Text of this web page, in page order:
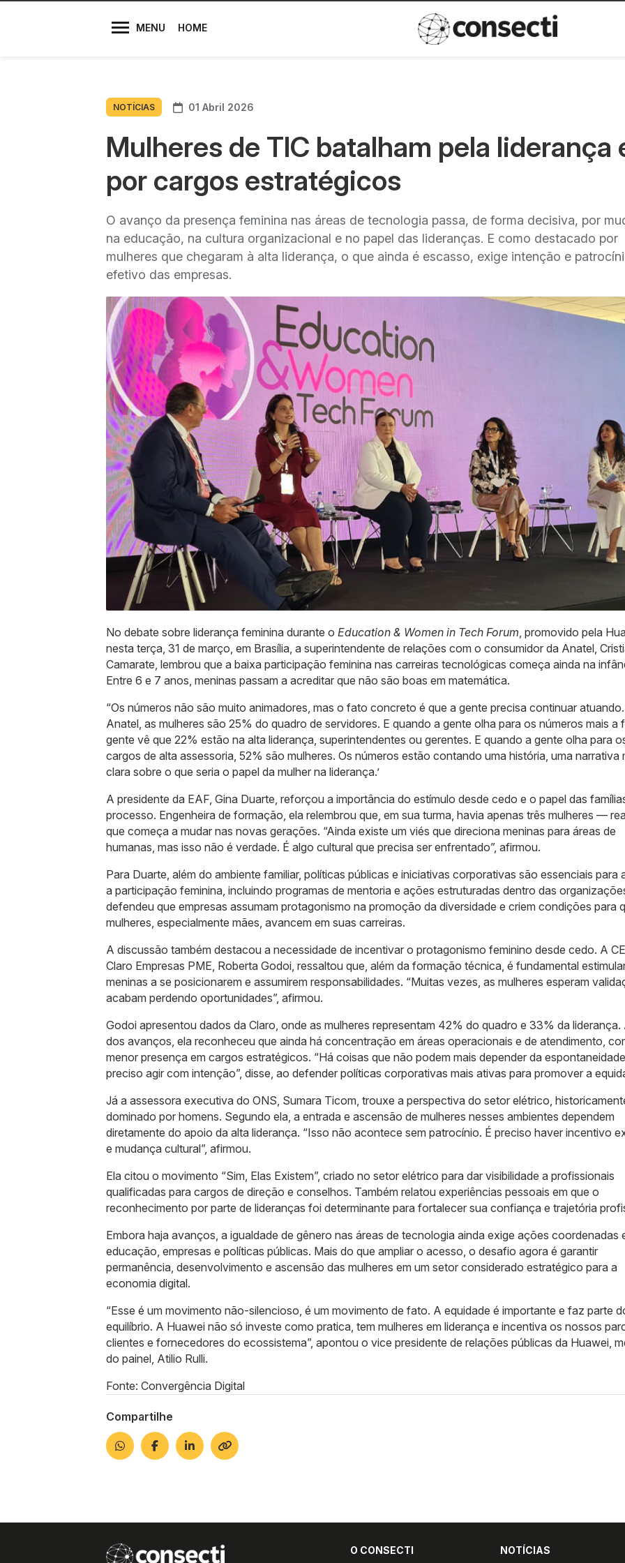
MENU HOME
Diretores
Política de
NOTÍCIAS 01 Abril 2026
Mulheres de TIC batalham pela liderança
por cargos estratégicos
O avanço da presença feminina nas áreas de tecnologia passa, de forma decisiva, por
na educação, na cultura organizacional e no papel das lideranças. E como destacado por
mulheres que chegaram à alta liderança, o que ainda é escasso, exige intenção e
efetivo das empresas.
No debate sobre liderança feminina durante o Education & Women in Tech Forum, promovido pela
nesta terça, 31 de março, em Brasília, a superintendente de relações com o consumidor da Anatel,
Camarate, lembrou que a baixa participação feminina nas carreiras tecnológicas começa ainda na
Entre 6 e 7 anos, meninas passam a acreditar que não são boas em matemática.
“Os números não são muito animadores, mas o fato concreto é que a gente precisa continuar
Anatel, as mulheres são 25% do quadro de servidores. E quando a gente olha para os números mais a
gente vê que 22% estão na alta liderança, superintendentes ou gerentes. E quando a gente olha para
cargos de alta assessoria, 52% são mulheres. Os números estão contando uma história, uma narrativa
clara sobre o que seria o papel da mulher na liderança.’
A presidente da EAF, Gina Duarte, reforçou a importância do estímulo desde cedo e o papel das
processo. Engenheira de formação, ela relembrou que, em sua turma, havia apenas três mulheres —
que começa a mudar nas novas gerações. “Ainda existe um viés que direciona meninas para áreas de
humanas, mas isso não é verdade. É algo cultural que precisa ser enfrentado”, afirmou.
Para Duarte, além do ambiente familiar, políticas públicas e iniciativas corporativas são essenciais para
a participação feminina, incluindo programas de mentoria e ações estruturadas dentro das
defendeu que empresas assumam protagonismo na promoção da diversidade e criem condições para
mulheres, especialmente mães, avancem em suas carreiras.
A discussão também destacou a necessidade de incentivar o protagonismo feminino desde cedo. A
Claro Empresas PME, Roberta Godoi, ressaltou que, além da formação técnica, é fundamental
meninas a se posicionarem e assumirem responsabilidades. “Muitas vezes, as mulheres esperam
acabam perdendo oportunidades”, afirmou.
Godoi apresentou dados da Claro, onde as mulheres representam 42% do quadro e 33% da liderança.
dos avanços, ela reconheceu que ainda há concentração em áreas operacionais e de atendimento,
menor presença em cargos estratégicos. “Há coisas que não podem mais depender da
preciso agir com intenção”, disse, ao defender políticas corporativas mais ativas para promover a
Já a assessora executiva do ONS, Sumara Ticom, trouxe a perspectiva do setor elétrico,
dominado por homens. Segundo ela, a entrada e ascensão de mulheres nesses ambientes dependem
diretamente do apoio da alta liderança. “Isso não acontece sem patrocínio. É preciso haver incentivo
e mudança cultural”, afirmou.
Ela citou o movimento “Sim, Elas Existem”, criado no setor elétrico para dar visibilidade a profissionais
qualificadas para cargos de direção e conselhos. Também relatou experiências pessoais em que o
reconhecimento por parte de lideranças foi determinante para fortalecer sua confiança e trajetória
Embora haja avanços, a igualdade de gênero nas áreas de tecnologia ainda exige ações coordenadas
educação, empresas e políticas públicas. Mais do que ampliar o acesso, o desafio agora é garantir
permanência, desenvolvimento e ascensão das mulheres em um setor considerado estratégico para a
economia digital.
“Esse é um movimento não-silencioso, é um movimento de fato. A equidade é importante e faz parte
equilíbrio. A Huawei não só investe como pratica, tem mulheres em liderança e incentiva os nossos
clientes e fornecedores do ecossistema”, apontou o vice presidente de relações públicas da Huawei,
do painel, Atilio Rulli.
Fonte: Convergência Digital
Compartilhe
O CONSECTI NOTÍCIAS